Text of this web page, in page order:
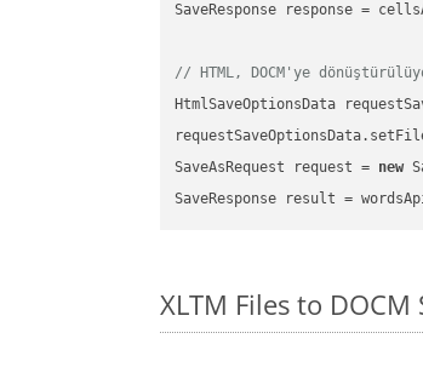
SaveResponse response =
// HTML, DOCM'ye
HtmlSaveOptionsData
SaveAsRequest request = new
XLTM Files to DOCM